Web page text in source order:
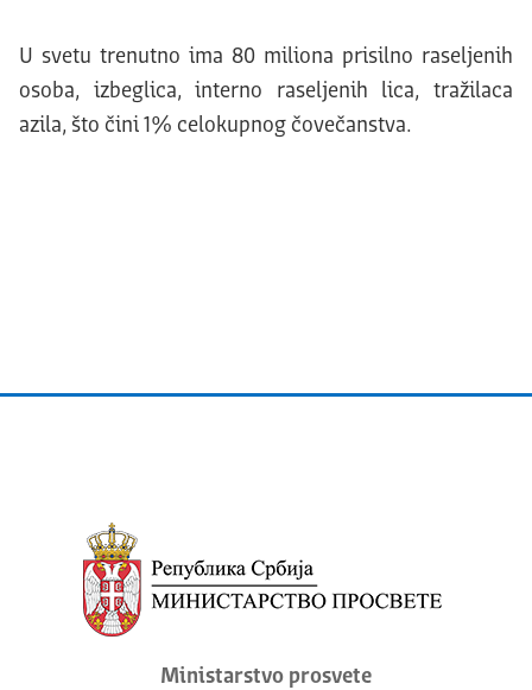
U svetu trenutno ima 80 miliona prisilno raseljenih
osoba, izbeglica, interno raseljenih lica, tražilaca
azila, što čini 1% celokupnog čovečanstva.
Ministarstvo prosvete